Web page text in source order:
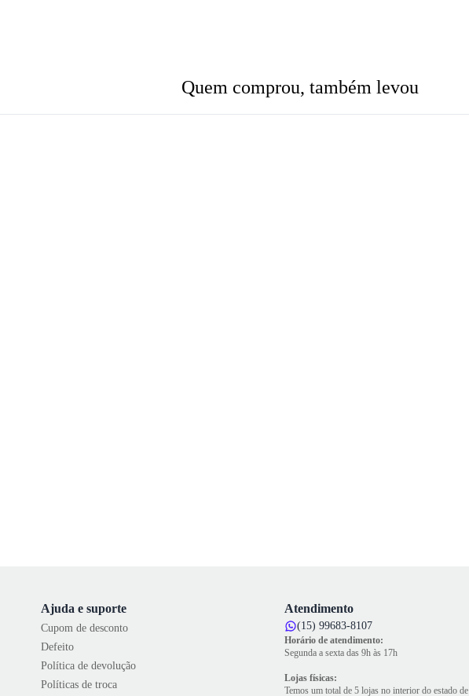
Quem comprou, também levou
Ajuda e suporte
Cupom de desconto
Defeito
Política de devolução
Políticas de troca
Atendimento
(15) 99683-8107
Horário de atendimento:
Segunda a sexta das 9h às 17h
Lojas físicas:
Temos um total de 5 lojas no interior do estado de